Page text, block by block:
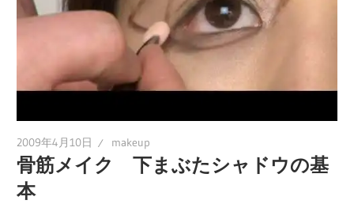
2009年4月10日 makeup
骨筋メイク 下まぶたシャドウの基
本